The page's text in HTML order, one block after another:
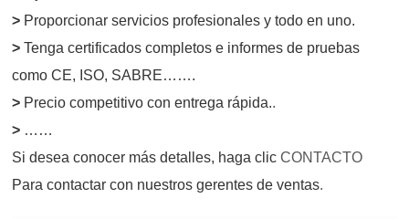
> Proporcionar servicios profesionales y todo en uno.
> Tenga certificados completos e informes de pruebas
como CE, ISO, SABRE…….
> Precio competitivo con entrega rápida..
> ……
Si desea conocer más detalles, haga clicCONTACTO
Para contactar con nuestros gerentes de ventas.